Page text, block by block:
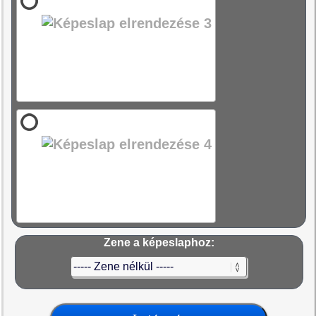
Zene a képeslaphoz: